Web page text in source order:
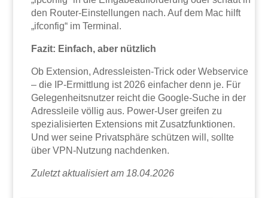
den Router-Einstellungen nach. Auf dem Mac hilft
„ifconfig“ im Terminal.
Fazit: Einfach, aber nützlich
Ob Extension, Adressleisten-Trick oder Webservice
– die IP-Ermittlung ist 2026 einfacher denn je. Für
Gelegenheitsnutzer reicht die Google-Suche in der
Adressleile völlig aus. Power-User greifen zu
spezialisierten Extensions mit Zusatzfunktionen.
Und wer seine Privatsphäre schützen will, sollte
über VPN-Nutzung nachdenken.
Zuletzt aktualisiert am 18.04.2026